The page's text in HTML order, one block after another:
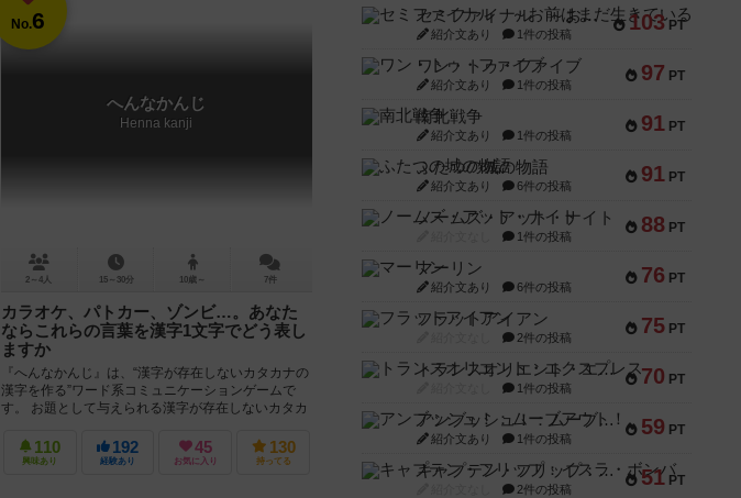
No.6
へんなかんじ
Henna kanji
2～4人 15～30分 10歳～ 7件
カラオケ、パトカー、ゾンビ…。あなた
ならこれらの言葉を漢字1文字でどう表し
ますか
『へんなかんじ』は、“漢字が存在しないカタカナの
漢字を作る”ワード系コミュニケーションゲームで
す。 お題として与えられる漢字が存在しないカタカ
110
興味あり
192
経験あり
45
お気に入り
130
持ってる
103 PT
セミファイナル ～お前はまだ生きている～
紹介文あり 1件の投稿
97 PT
ワン・トゥ・ファイブ
紹介文あり 1件の投稿
91 PT
南北戦争
紹介文あり 1件の投稿
91 PT
ふたつの城の物語
紹介文あり 6件の投稿
88 PT
ノームズ・アット・ナイト
1件の投稿
76 PT
マーリン
紹介文あり 6件の投稿
75 PT
フラットアイアン
2件の投稿
70 PT
トランスオリエント・エクスプレス
1件の投稿
59 PT
アンブッシュ！：ムーブアウト！
紹介文あり 1件の投稿
51 PT
キャプテン・フリップ：イスラ・ボンバ
2件の投稿